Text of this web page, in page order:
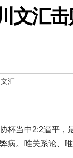
文汇
汇
杯当中2:2逼平，
病。唯关系论、